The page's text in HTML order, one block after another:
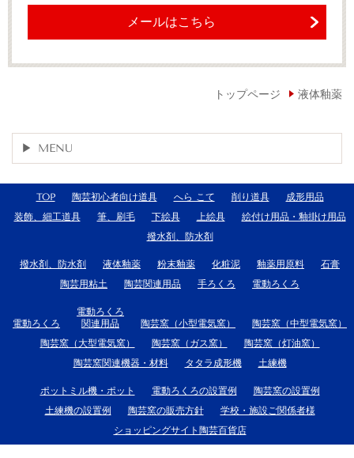
メールはこちら
トップページ 液体釉薬
MENU
TOP 陶芸初心者向け道具 へら こて 削り道具
成形用品
装飾、細工道具
筆、刷毛 下絵具 上絵具
絵付け用品・釉掛け用品
撥水剤、防水剤
撥水剤、防水剤 液体釉薬 粉末釉薬 化粧泥 釉薬用原料
石膏
陶芸用粘土
陶芸関連用品 手ろくろ 電動ろくろ
電動ろくろ
電動ろくろ
関連用品
陶芸窯（小型電気窯）
陶芸窯（中型電気窯）
陶芸窯（大型電気窯）
陶芸窯（ガス窯）
陶芸窯（灯油窯）
陶芸窯関連機器・材料
タタラ成形機 土練機
ポットミル機・ポット 電動ろくろの設置例
陶芸窯の設置例
土練機の設置例
陶芸窯の販売方針
学校・施設ご関係者様
ショッピングサイト陶芸百貨店